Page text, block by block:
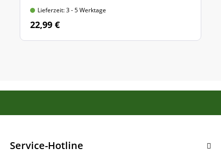
Lieferzeit: 3 - 5 Werktage
22,99 €
Service-Hotline